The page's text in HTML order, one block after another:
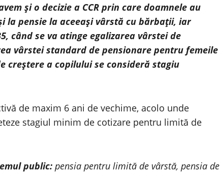
şi o decizie a CCR prin care doamnele au
la pensie la aceeaşi vârstă cu bărbaţii, iar
când se va atinge egalizarea vârstei de
vârstei standard de pensionare pentru femeile
creştere a copilului se consideră stagiu
de maxim 6 ani de vechime, acolo unde
stagiul minim de cotizare pentru limită de
public: pensia pentru limită de vârstă, pensia de